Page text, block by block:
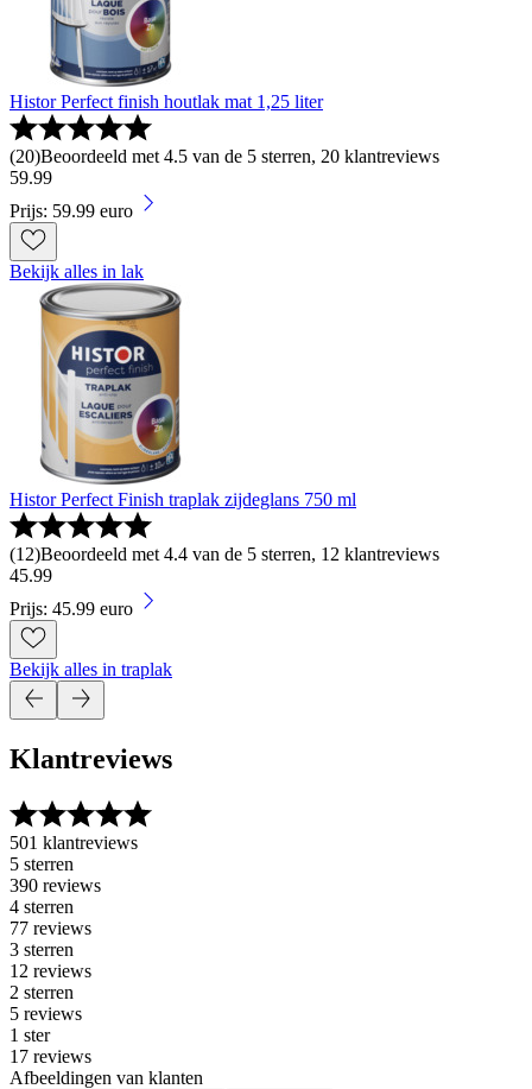
Histor Perfect finish houtlak mat 1,25 liter
(20)Beoordeeld met 4.5 van de 5 sterren, 20 klantreviews
59.99
Prijs: 59.99 euro
Bekijk alles in lak
Histor Perfect Finish traplak zijdeglans 750 ml
(12)Beoordeeld met 4.4 van de 5 sterren, 12 klantreviews
45.99
Prijs: 45.99 euro
Bekijk alles in traplak
Klantreviews
501 klantreviews
5 sterren
390 reviews
4 sterren
77 reviews
3 sterren
12 reviews
2 sterren
5 reviews
1 ster
17 reviews
Afbeeldingen van klanten